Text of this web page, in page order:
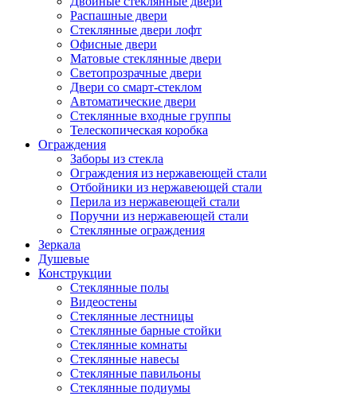
Распашные двери
Стеклянные двери лофт
Офисные двери
Матовые стеклянные двери
Светопрозрачные двери
Двери со смарт-стеклом
Автоматические двери
Стеклянные входные группы
Телескопическая коробка
Ограждения
Заборы из стекла
Ограждения из нержавеющей стали
Отбойники из нержавеющей стали
Перила из нержавеющей стали
Поручни из нержавеющей стали
Стеклянные ограждения
Зеркала
Душевые
Конструкции
Стеклянные полы
Видеостены
Стеклянные лестницы
Стеклянные барные стойки
Стеклянные комнаты
Стеклянные навесы
Стеклянные павильоны
Стеклянные подиумы